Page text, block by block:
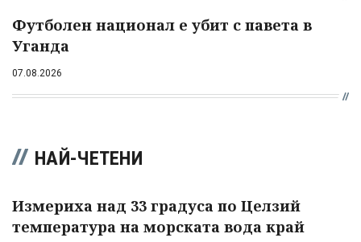
Футболен национал е убит с павета в
Уганда
07.08.2026
НАЙ-ЧЕТЕНИ
Измериха над 33 градуса по Целзий
температура на морската вода край